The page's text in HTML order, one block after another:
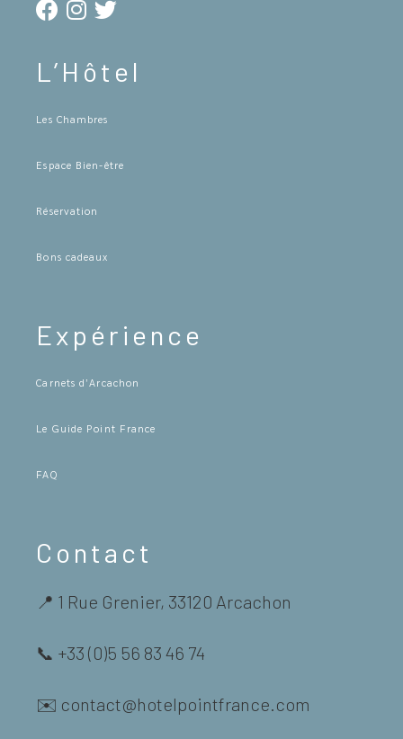
L’Hôtel
Les Chambres
Espace Bien-être
Réservation
Bons cadeaux
Expérience
Carnets d’Arcachon
Le Guide Point France
FAQ
Contact
📍 1 Rue Grenier, 33120 Arcachon
📞 +33 (0)5 56 83 46 74
✉️ contact@hotelpointfrance.com